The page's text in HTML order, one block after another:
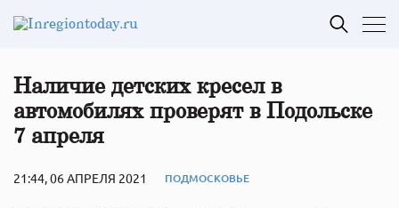
Наличие детских кресел в
автомобилях проверят в Подольске
7 апреля
21:44, 06 АПРЕЛЯ 2021 ПОДМОСКОВЬЕ